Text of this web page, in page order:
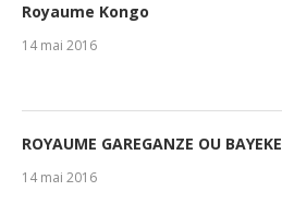
Royaume Kongo
14 mai 2016
ROYAUME GAREGANZE OU BAYEKE
14 mai 2016